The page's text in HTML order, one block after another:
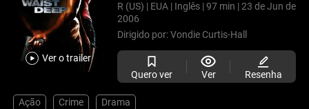
Ver o trailer
R (US) | EUA | Inglês | 97 min | 23 de Jun de
2006
Dirigido por:Vondie Curtis-Hall
Quero ver Ver Resenha
Ação Crime Drama